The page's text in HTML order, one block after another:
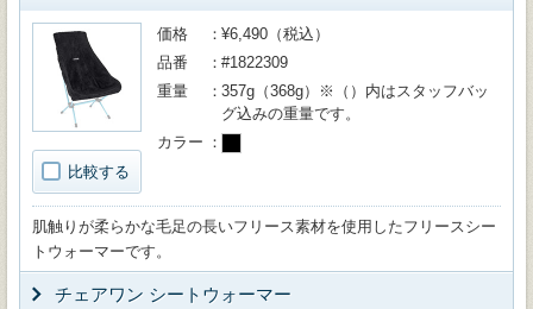
比較する
価格
¥6,490（税込）
品番
#1822309
重量
357g（368g）※（）内はスタッフバッ
グ込みの重量です。
カラー
肌触りが柔らかな毛足の長いフリース素材を使用したフリースシー
トウォーマーです。
チェアワン シートウォーマー